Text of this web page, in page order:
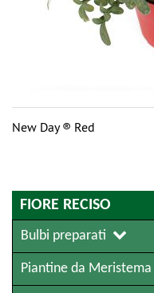
FIORE RECISO
Bulbi preparati
Piantine da Meristema
New Day ® Red